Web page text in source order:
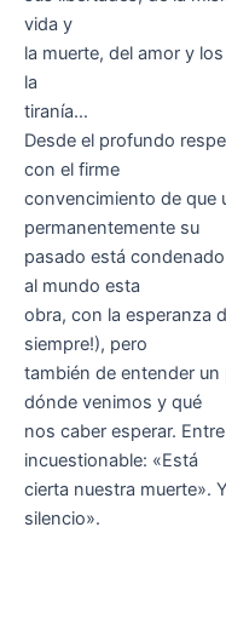
vida y
la muerte, del amor y
la
tiranía…
Desde el profundo
con el firme
convencimiento de que
permanentemente su
pasado está
al mundo esta
obra, con la esperanza
siempre!), pero
también de entender
dónde venimos y qué
nos caber esperar.
incuestionable: «Está
cierta nuestra muerte».
silencio».